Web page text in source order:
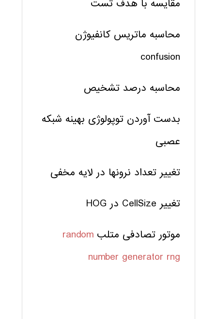
مقایسه با هدف تست
محاسبه ماتریس کانفیوژن
confusion
محاسبه درصد تشخیص
بدست آوردن توپولوژی بهینه شبکه
عصبی
تغییر تعداد نرونها در لایه مخفی
تغییر CellSize در HOG
موتور تصادفی متلب random
number generator rng